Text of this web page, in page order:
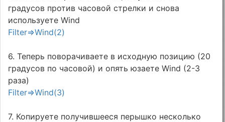
градусов против часовой стрелки и снова
используете Wind
Filter=>Wind(2)
6. Теперь поворачиваете в исходную позицию (20
градусов по часовой) и опять юзаете Wind (2-3
раза)
Filter=>Wind(3)
7. Копируете получившееся перышко несколько